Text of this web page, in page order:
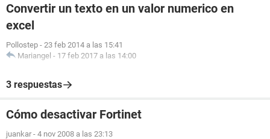
Convertir un texto en un valor numerico en
excel
Pollostep - 23 feb 2014 a las 15:41
Mariangel - 17 feb 2017 a las 14:00
3 respuestas
Cómo desactivar Fortinet
juankar - 4 nov 2008 a las 23:13